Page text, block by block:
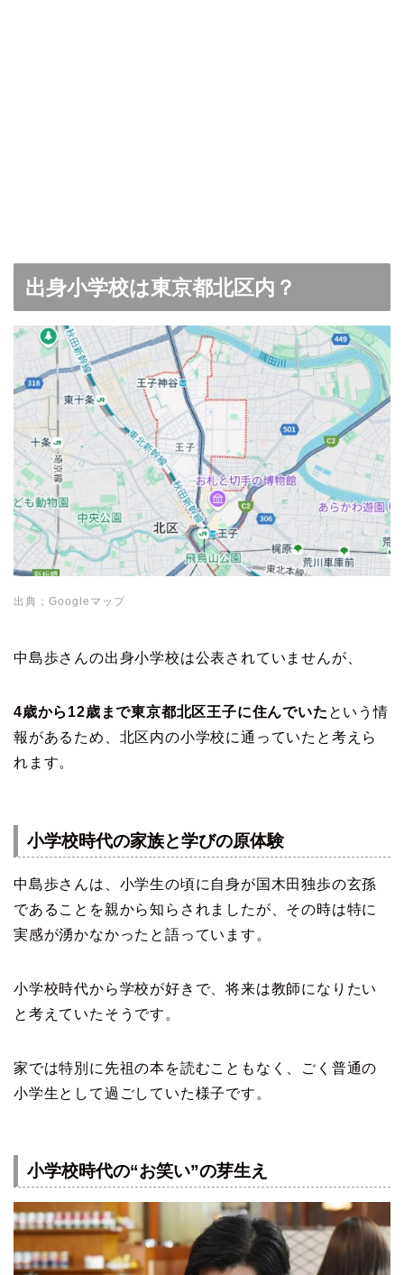
出身小学校は東京都北区内？
出典；Googleマップ
中島歩さんの出身小学校は公表されていませんが、
4歳から12歳まで東京都北区王子に住んでいた という情
報があるため、北区内の小学校に通っていたと考えら
れます。
小学校時代の家族と学びの原体験
中島歩さんは、小学生の頃に自身が国木田独歩の玄孫
であることを親から知らされましたが、その時は特に
実感が湧かなかったと語っています。
小学校時代から学校が好きで、将来は教師になりたい
と考えていたそうです。
家では特別に先祖の本を読むこともなく、ごく普通の
小学生として過ごしていた様子です。
小学校時代の“お笑い”の芽生え